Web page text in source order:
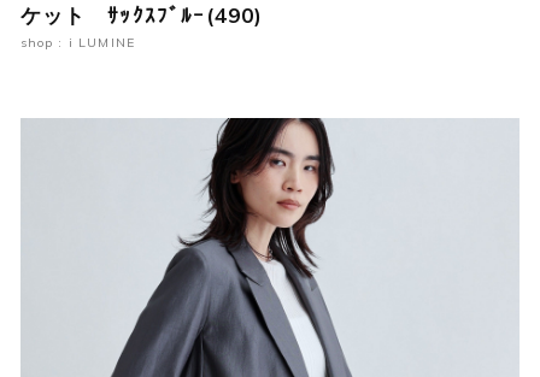
ケット ｻｯｸｽﾌﾞﾙｰ(490)
shop : i LUMINE